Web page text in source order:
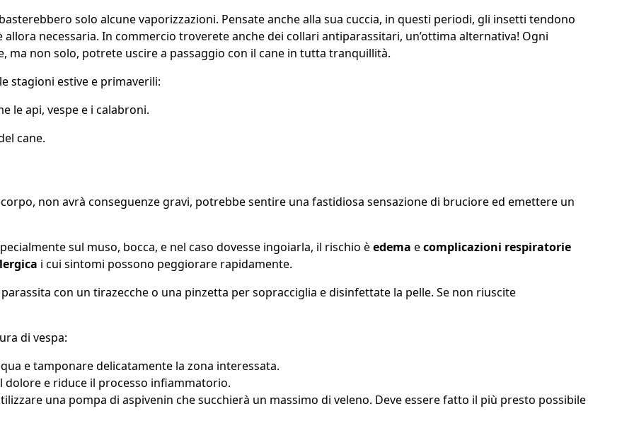
solo alcune vaporizzazioni. Pensate anche alla sua cuccia, in questi periodi, gli insetti tendono
necessaria. In commercio troverete anche dei collari antiparassitari, un’ottima alternativa! Ogni
ma non solo, potrete uscire a passaggio con il cane in tutta tranquillità.
stagioni estive e primaverili:
le api, vespe e i calabroni.
cane.
non avrà conseguenze gravi, potrebbe sentire una fastidiosa sensazione di bruciore ed emettere un
sul muso, bocca, e nel caso dovesse ingoiarla, il rischio èedema ecomplicazioni respiratorie
i cui sintomi possono peggiorare rapidamente.
con un tirazecche o una pinzetta per sopracciglia e disinfettate la pelle. Se non riuscite
di vespa:
e tamponare delicatamente la zona interessata.
dolore e riduce il processo infiammatorio.
una pompa di aspivenin che succhierà un massimo di veleno. Deve essere fatto il più presto possibile